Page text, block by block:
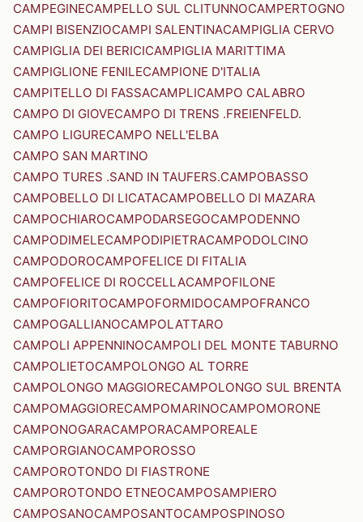
CAMPEGINECAMPELLO SUL CLITUNNOCAMPERTOGNO
CAMPI BISENZIOCAMPI SALENTINACAMPIGLIA CERVO
CAMPIGLIA DEI BERICICAMPIGLIA MARITTIMA
CAMPIGLIONE FENILECAMPIONE D'ITALIA
CAMPITELLO DI FASSACAMPLICAMPO CALABRO
CAMPO DI GIOVECAMPO DI TRENS .FREIENFELD.
CAMPO LIGURECAMPO NELL'ELBA
CAMPO SAN MARTINO
CAMPO TURES .SAND IN TAUFERS.CAMPOBASSO
CAMPOBELLO DI LICATACAMPOBELLO DI MAZARA
CAMPOCHIAROCAMPODARSEGOCAMPODENNO
CAMPODIMELECAMPODIPIETRACAMPODOLCINO
CAMPODOROCAMPOFELICE DI FITALIA
CAMPOFELICE DI ROCCELLACAMPOFILONE
CAMPOFIORITOCAMPOFORMIDOCAMPOFRANCO
CAMPOGALLIANOCAMPOLATTARO
CAMPOLI APPENNINOCAMPOLI DEL MONTE TABURNO
CAMPOLIETOCAMPOLONGO AL TORRE
CAMPOLONGO MAGGIORECAMPOLONGO SUL BRENTA
CAMPOMAGGIORECAMPOMARINOCAMPOMORONE
CAMPONOGARACAMPORACAMPOREALE
CAMPORGIANOCAMPOROSSO
CAMPOROTONDO DI FIASTRONE
CAMPOROTONDO ETNEOCAMPOSAMPIERO
CAMPOSANOCAMPOSANTOCAMPOSPINOSO